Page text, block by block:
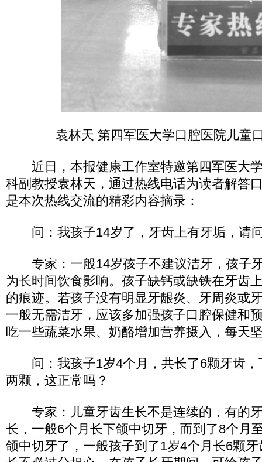
袁林天 第四军医大学口腔医院儿童
近日，本报健康工作室特邀第四军医大
科副教授袁林天，通过热线电话为读者解答
是本次热线交流的精彩内容摘录：
问：我孩子14岁了，牙齿上有牙垢，请
专家：一般14岁孩子不建议洁牙，孩子
为长时间饮食影响。孩子缺钙或缺铁在牙齿
的痕迹。若孩子没有明显牙龈炎、牙周炎或
一般无需洁牙，应该多加强孩子口腔保健和
吃一些蔬菜水果、奶酪增加营养摄入，每天
问：我孩子1岁4个月，共长了6颗牙齿，
两颗，这正常吗？
专家：儿童牙齿生长不是连续的，有的
长，一般6个月长下颌中切牙，而到了8个月
颌中切牙了，一般孩子到了1岁4个月长6颗